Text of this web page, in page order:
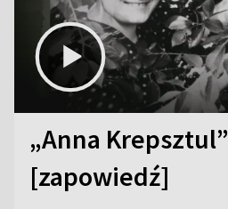
„Anna Krepsztul”
[zapowiedź]